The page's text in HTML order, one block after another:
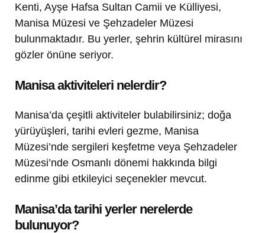
Kenti, Ayşe Hafsa Sultan Camii ve Külliyesi,
Manisa Müzesi ve Şehzadeler Müzesi
bulunmaktadır. Bu yerler, şehrin kültürel mirasını
gözler önüne seriyor.
Manisa aktiviteleri nelerdir?
Manisa’da çeşitli aktiviteler bulabilirsiniz; doğa
yürüyüşleri, tarihi evleri gezme, Manisa
Müzesi’nde sergileri keşfetme veya Şehzadeler
Müzesi’nde Osmanlı dönemi hakkında bilgi
edinme gibi etkileyici seçenekler mevcut.
Manisa’da tarihi yerler nerelerde
bulunuyor?